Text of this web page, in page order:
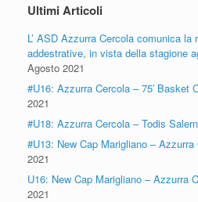
Ultimi Articoli
L’ ASD Azzurra Cercola comunica
addestrative, in vista della stagione
Agosto 2021
#U16: Azzurra Cercola – 75′ Basket
2021
#U18: Azzurra Cercola – Todis
#U13: New Cap Marigliano – Azzurra
2021
U16: New Cap Marigliano – Azzurra
2021